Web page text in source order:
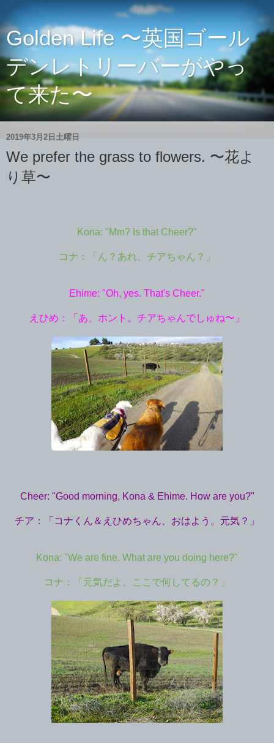
Golden Life 〜英国ゴール
デンレトリーバーがやっ
て来た〜
2019年3月2日土曜日
We prefer the grass to flowers. 〜花よ
り草〜
Kona: "Mm? Is that Cheer?"
コナ：「ん？あれ、チアちゃん？」
Ehime: "Oh, yes. That's Cheer."
えひめ：「あ、ホント。チアちゃんでしゅね〜」
Cheer: "Good morning, Kona & Ehime. How are you?"
チア：「コナくん＆えひめちゃん、おはよう。元気？」
Kona: "We are fine. What are you doing here?"
コナ：「元気だよ。ここで何してるの？」